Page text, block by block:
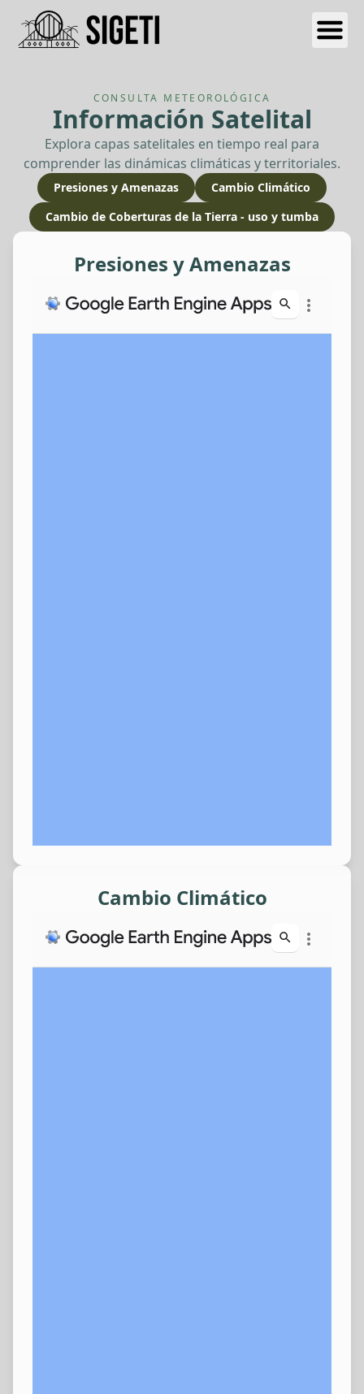
CONSULTA METEOROLÓGICA
Información Satelital
Explora capas satelitales en tiempo real para
comprender las dinámicas climáticas y territoriales.
Presiones y Amenazas
Cambio Climático
Cambio de Coberturas de la Tierra - uso y tumba
Presiones y Amenazas
Cambio Climático